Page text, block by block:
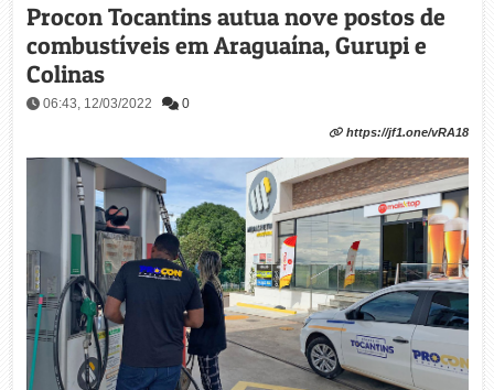
Procon Tocantins autua nove postos de
combustíveis em Araguaína, Gurupi e
Colinas
06:43, 12/03/2022 0
https://jf1.one/vRA18